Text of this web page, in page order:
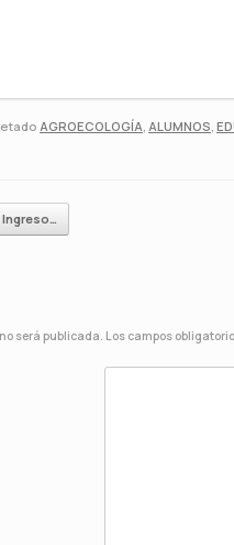
AGROECOLOGÍA ALUMNOS
será publicada. Los campos